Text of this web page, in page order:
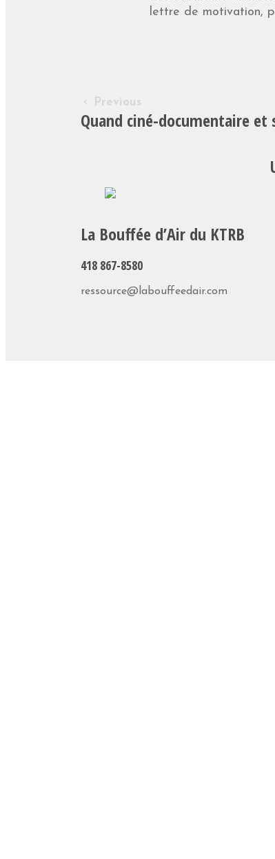
lettre de motivation,
Previous
Quand ciné-documentaire
La Bouffée d’Air du KTRB
418 867-8580
ressource@labouffeedair.com